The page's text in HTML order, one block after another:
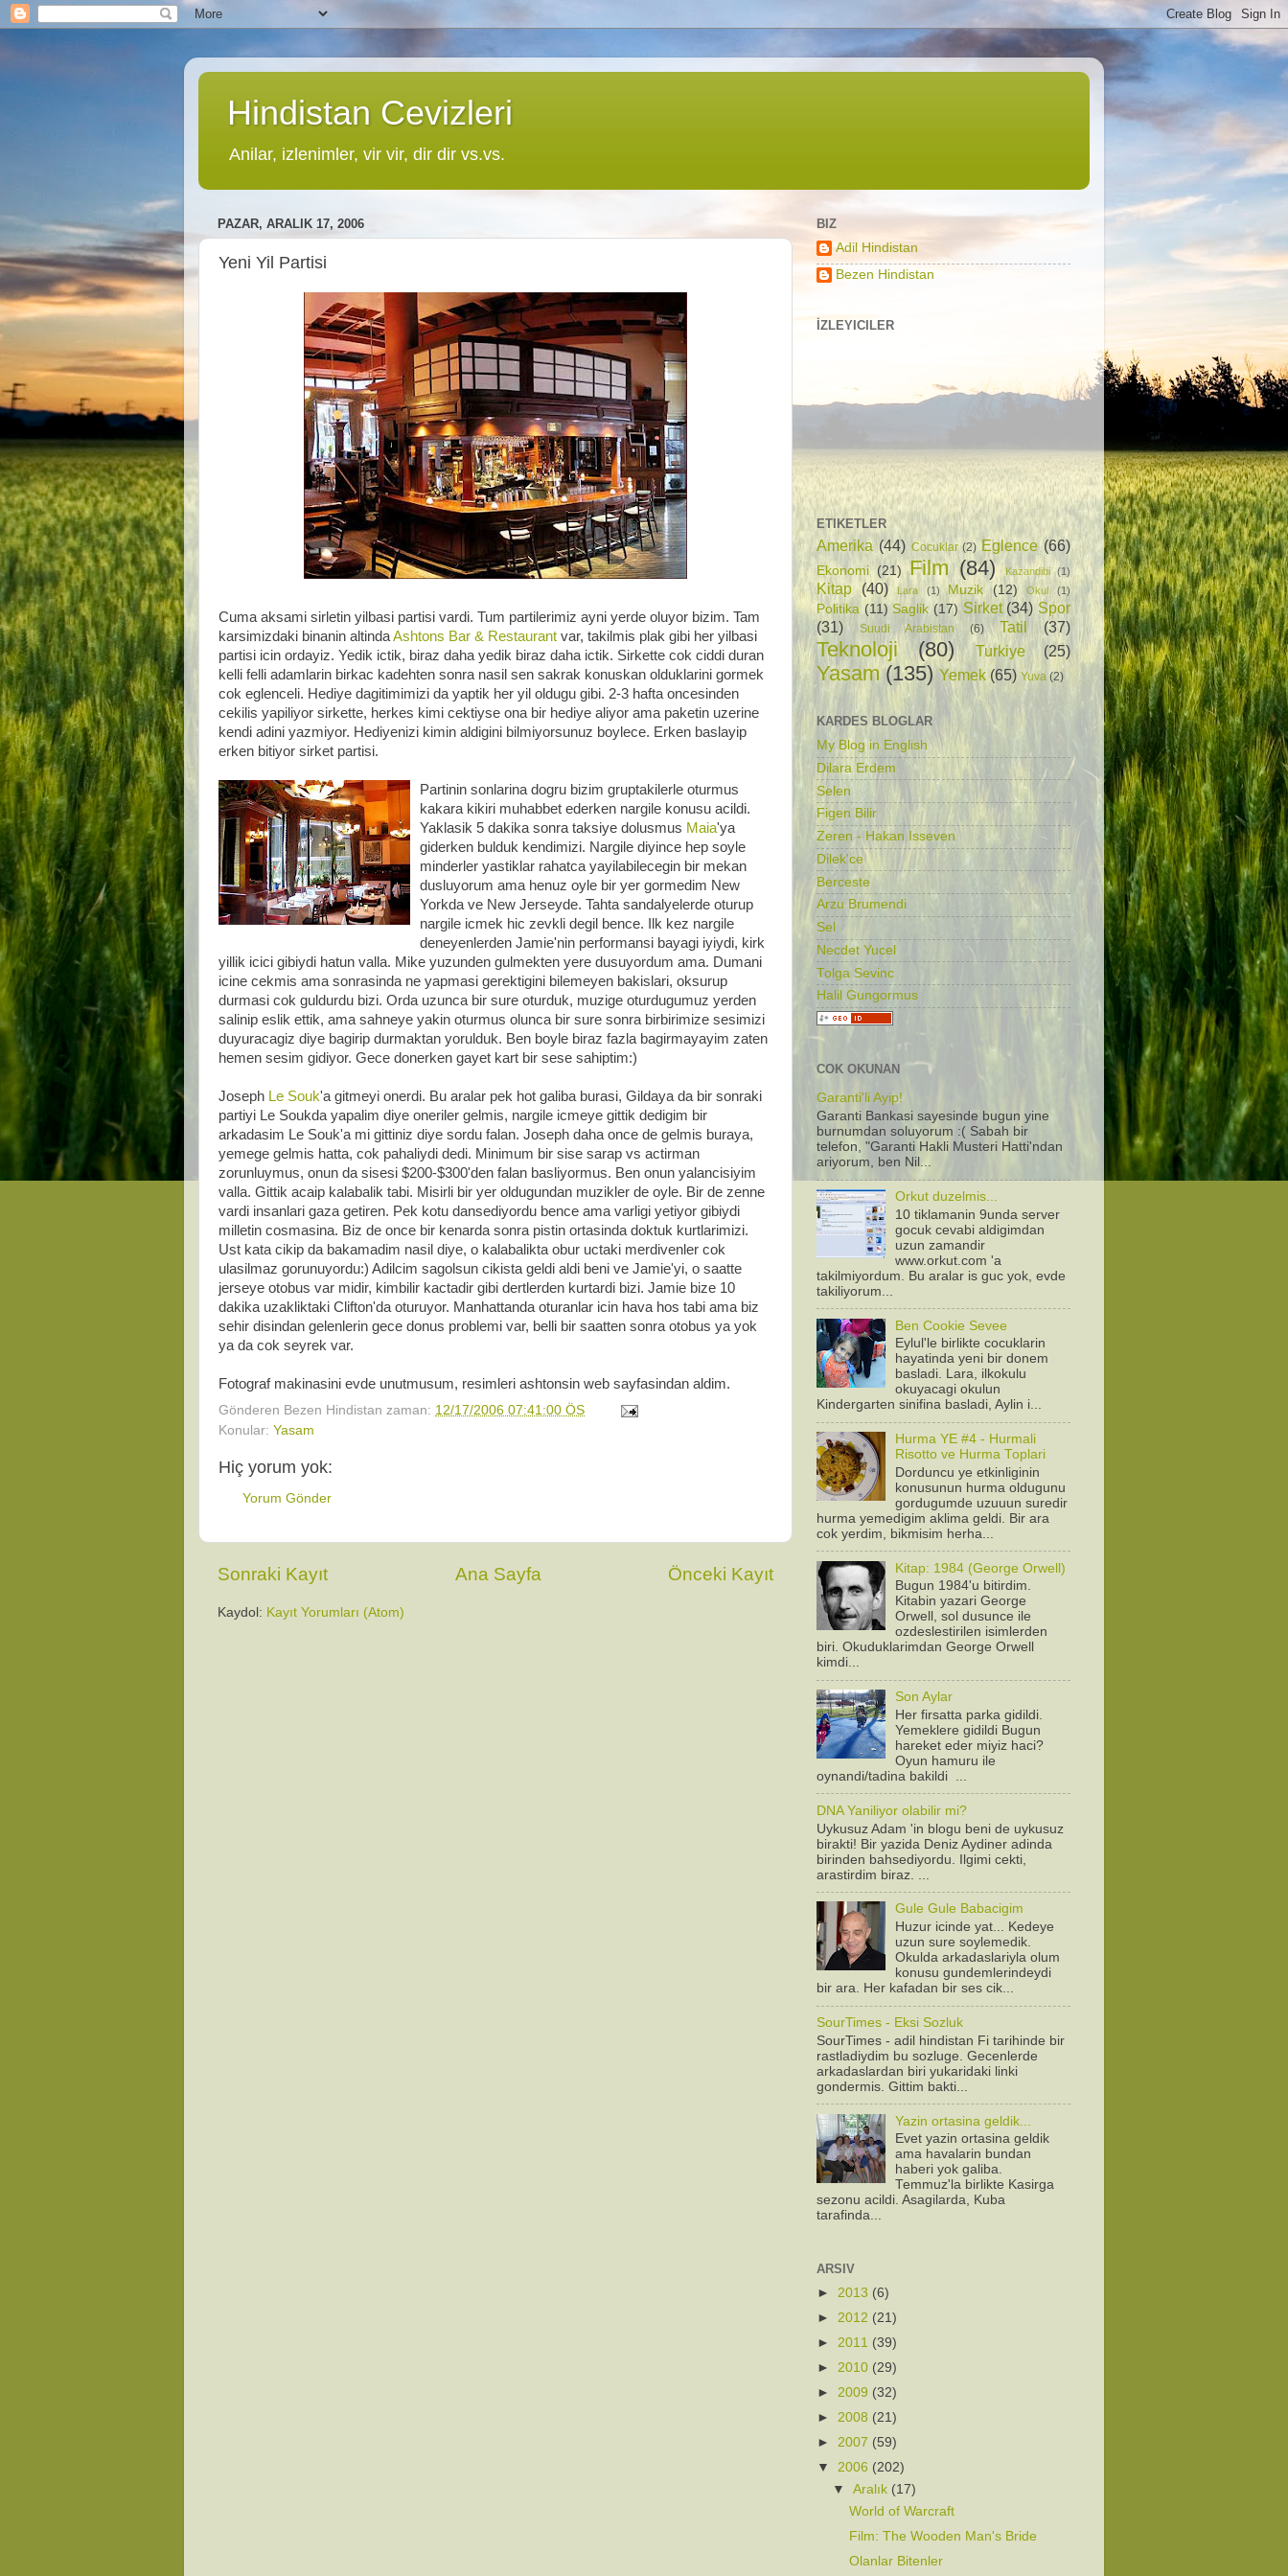
Hindistan Cevizleri
Anilar, izlenimler, vir vir, dir dir vs.vs.
PAZAR, ARALIK 17, 2006
Yeni Yil Partisi
Cuma aksami sirletin yilbasi partisi vardi. Tum partilerimiz ayni yerde oluyor bizim. Tam
karsimizdaki binanin altindaAshtons Bar & Restaurant var, takilmis plak gibi her yilbasi
partisi icin ordayiz. Yedik ictik, biraz daha yedik biraz daha ictik. Sirkette cok ciddi duran
kelli felli adamlarin birkac kadehten sonra nasil sen sakrak konuskan olduklarini gormek
cok eglenceli. Hediye dagitimimizi da yaptik her yil oldugu gibi. 2-3 hafta oncesinden
cekilis yapiliyor sirkette, herkes kimi cektiyse ona bir hediye aliyor ama paketin uzerine
kendi adini yazmiyor. Hediyenizi kimin aldigini bilmiyorsunuz boylece. Erken baslayip
erken bitiyor sirket partisi.
Partinin sonlarina dogru bizim gruptakilerle oturmus
kakara kikiri muhabbet ederken nargile konusu acildi.
Yaklasik 5 dakika sonra taksiye dolusmus Maia'ya
giderken bulduk kendimizi. Nargile diyince hep soyle
minderler yastiklar rahatca yayilabilecegin bir mekan
dusluyorum ama henuz oyle bir yer gormedim New
Yorkda ve New Jerseyde. Tahta sandalyelerde oturup
nargile icmek hic zevkli degil bence. Ilk kez nargile
deneyenlerden Jamie'nin performansi bayagi iyiydi, kirk
yillik icici gibiydi hatun valla. Mike yuzunden gulmekten yere dusuyordum ama. Dumani
icine cekmis ama sonrasinda ne yapmasi gerektigini bilemeyen bakislari, oksurup
durmasi cok guldurdu bizi. Orda uzunca bir sure oturduk, muzige oturdugumuz yerden
salinip eslik ettik, ama sahneye yakin oturmus olunca bir sure sonra birbirimize sesimizi
duyuracagiz diye bagirip durmaktan yorulduk. Ben boyle biraz fazla bagirmayayim zaten
hemen sesim gidiyor. Gece donerken gayet kart bir sese sahiptim:)
Joseph Le Souk'a gitmeyi onerdi. Bu aralar pek hot galiba burasi, Gildaya da bir sonraki
partiyi Le Soukda yapalim diye oneriler gelmis, nargile icmeye gittik dedigim bir
arkadasim Le Souk'a mi gittiniz diye sordu falan. Joseph daha once de gelmis buraya,
yemege gelmis hatta, cok pahaliydi dedi. Minimum bir sise sarap vs actirman
zorunluymus, onun da sisesi $200-$300'den falan basliyormus. Ben onun yalancisiyim
valla. Gittik acaip kalabalik tabi. Misirli bir yer oldugundan muzikler de oyle. Bir de zenne
vardi insanlari gaza getiren. Pek kotu dansediyordu bence ama varligi yetiyor gibiydi
milletin cosmasina. Biz de once bir kenarda sonra pistin ortasinda doktuk kurtlarimizi.
Ust kata cikip da bakamadim nasil diye, o kalabalikta obur uctaki merdivenler cok
ulasilmaz gorunuyordu:) Adilcim sagolsun cikista geldi aldi beni ve Jamie'yi, o saatte
jerseye otobus var midir, kimbilir kactadir gibi dertlerden kurtardi bizi. Jamie bize 10
dakika uzakliktaki Clifton'da oturuyor. Manhattanda oturanlar icin hava hos tabi ama biz
sehir disindan gelenlerin gece donus problemi var, belli bir saatten sonra otobus ya yok
ya da cok seyrek var.
Fotograf makinasini evde unutmusum, resimleri ashtonsin web sayfasindan aldim.
Gönderen Bezen Hindistan zaman: 12/17/2006 07:41:00 ÖS
Konular: Yasam
Hiç yorum yok:
Yorum Gönder
Sonraki Kayıt Önceki Kayıt
Ana Sayfa
Kaydol: Kayıt Yorumları (Atom)
BIZ
Adil Hindistan
Bezen Hindistan
İZLEYICILER
ETIKETLER
Amerika (44) Cocuklar (2) Eglence (66)
Ekonomi (21) Film (84) Kazandibi (1)
Kitap (40) Lara (1) Muzik (12) Okul (1)
Politika (11) Saglik (17) Sirket (34) Spor
(31)
Suudi Arabistan (6) Tatil (37)
Teknoloji (80) Turkiye (25)
Yasam (135) Yemek (65) Yuva (2)
KARDES BLOGLAR
My Blog in English
Dilara Erdem
Selen
Figen Bilir
Zeren - Hakan Isseven
Dilek'ce
Berceste
Arzu Brumendi
Sel
Necdet Yucel
Tolga Sevinc
Halil Gungormus
COK OKUNAN
Garanti'li Ayip!
Garanti Bankasi sayesinde bugun yine
burnumdan soluyorum :( Sabah bir
telefon, "Garanti Hakli Musteri Hatti'ndan
ariyorum, ben Nil...
Orkut duzelmis...
10 tiklamanin 9unda server
gocuk cevabi aldigimdan
uzun zamandir
www.orkut.com 'a
takilmiyordum. Bu aralar is guc yok, evde
takiliyorum...
Ben Cookie Sevee
Eylul'le birlikte cocuklarin
hayatinda yeni bir donem
basladi. Lara, ilkokulu
okuyacagi okulun
Kindergarten sinifina basladi, Aylin i...
Hurma YE #4 - Hurmali
Risotto ve Hurma Toplari
Dorduncu ye etkinliginin
konusunun hurma oldugunu
gordugumde uzuuun suredir
hurma yemedigim aklima geldi. Bir ara
cok yerdim, bikmisim herha...
Kitap: 1984 (George Orwell)
Bugun 1984'u bitirdim.
Kitabin yazari George
Orwell, sol dusunce ile
ozdeslestirilen isimlerden
biri. Okuduklarimdan George Orwell
kimdi...
Son Aylar
Her firsatta parka gidildi.
Yemeklere gidildi Bugun
hareket eder miyiz haci?
Oyun hamuru ile
oynandi/tadina bakildi ...
DNA Yaniliyor olabilir mi?
Uykusuz Adam 'in blogu beni de uykusuz
birakti! Bir yazida Deniz Aydiner adinda
birinden bahsediyordu. Ilgimi cekti,
arastirdim biraz. ...
Gule Gule Babacigim
Huzur icinde yat... Kedeye
uzun sure soylemedik.
Okulda arkadaslariyla olum
konusu gundemlerindeydi
bir ara. Her kafadan bir ses cik...
SourTimes - Eksi Sozluk
SourTimes - adil hindistan Fi tarihinde bir
rastladiydim bu sozluge. Gecenlerde
arkadaslardan biri yukaridaki linki
gondermis. Gittim bakti...
Yazin ortasina geldik...
Evet yazin ortasina geldik
ama havalarin bundan
haberi yok galiba.
Temmuz'la birlikte Kasirga
sezonu acildi. Asagilarda, Kuba
tarafinda...
ARSIV
► 2013 (6)
► 2012 (21)
► 2011 (39)
► 2010 (29)
► 2009 (32)
► 2008 (21)
► 2007 (59)
▼ 2006 (202)
▼Aralık (17)
World of Warcraft
Film: The Wooden Man's Bride
Olanlar Bitenler